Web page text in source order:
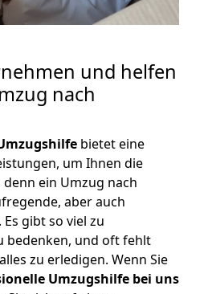
und helfen
nach
bietet eine
um Ihnen die
ein Umzug nach
aber auch
gibt so viel zu
bedenken, und oft fehlt
zu erledigen. Wenn Sie
Umzugshilfe bei uns